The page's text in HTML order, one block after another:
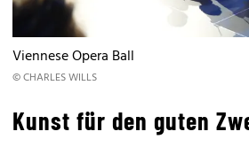
Viennese Opera Ball
© CHARLES WILLS
Kunst für den guten